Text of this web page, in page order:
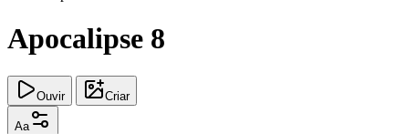
Apocalipse 8
Ouvir Criar
Aa